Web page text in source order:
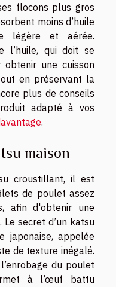
flocons plus gros
moins d’huile
légère et aérée.
l’huile, qui doit se
une cuisson
en préservant la
plus de conseils
adapté à vos
.
maison
croustillant, il est
de poulet assez
afin d'obtenir une
secret d’un katsu
japonaise, appelée
de texture inégalé.
du poulet
à l’œuf battu